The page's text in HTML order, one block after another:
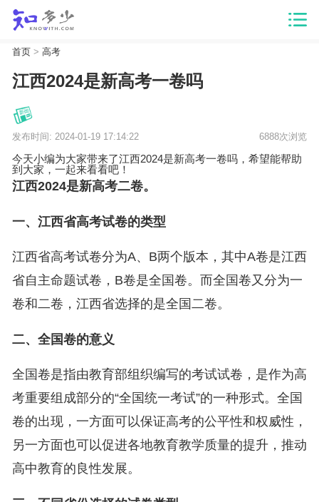
首页> 高考
江西2024是新高考一卷吗
发布时间: 2024-01-19 17:14:22 6888次浏览
今天小编为大家带来了江西2024是新高考一卷吗，希望能帮助
到大家，一起来看看吧！
江西2024是新高考二卷。
一、江西省高考试卷的类型
江西省高考试卷分为A、B两个版本，其中A卷是江西
省自主命题试卷，B卷是全国卷。而全国卷又分为一
卷和二卷，江西省选择的是全国二卷。
二、全国卷的意义
全国卷是指由教育部组织编写的考试试卷，是作为高
考重要组成部分的“全国统一考试”的一种形式。全国
卷的出现，一方面可以保证高考的公平性和权威性，
另一方面也可以促进各地教育教学质量的提升，推动
高中教育的良性发展。